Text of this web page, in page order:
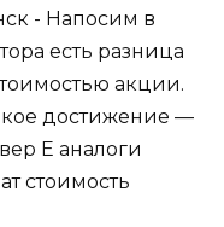
- Напосим в
есть разница
акции.
достижение —
Е аналоги
стоимость